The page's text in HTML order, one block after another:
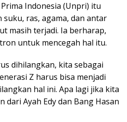
Indonesia (Unpri) itu
ras, agama, dan antar
masih terjadi. Ia berharap,
untuk mencegah hal itu.
dihilangkan, kita sebagai
Z harus bisa menjadi
hal ini. Apa lagi jika kita
dari Ayah Edy dan Bang Hasan